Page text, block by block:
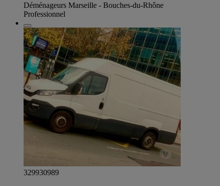
Déménageurs Marseille - Bouches-du-Rhône
Professionnel
329930989